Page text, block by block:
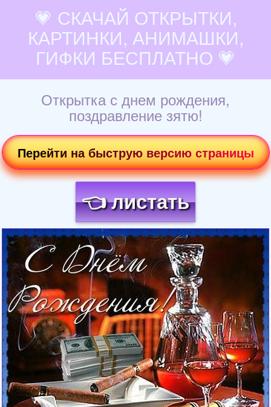
💗 СКАЧАЙ ОТКРЫТКИ,
КАРТИНКИ, АНИМАШКИ,
ГИФКИ БЕСПЛАТНО 💗
Открытка с днем рождения,
поздравление зятю!
Перейти на быструю версию страницы
👈 листать
Загрузка картинки...